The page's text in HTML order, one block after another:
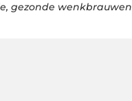
gezonde wenkbrauwen